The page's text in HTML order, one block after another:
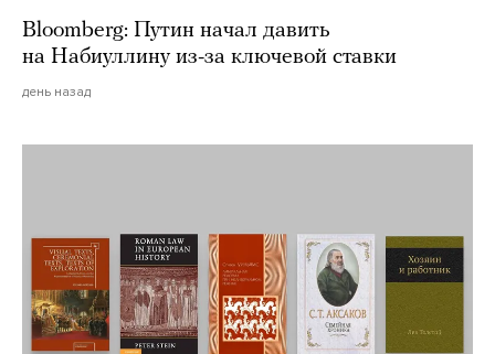
Bloomberg: Путин начал давить
на Набиуллину из-за ключевой ставки
день назад